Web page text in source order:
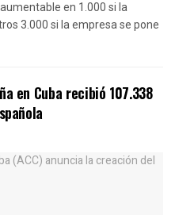
en 1.000 si la
3.000 si la empresa se pone
en Cuba recibió 107.338